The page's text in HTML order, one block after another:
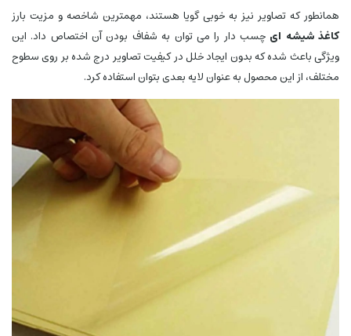
همانطور که تصاویر نیز به خوبی گویا هستند، مهمترین شاخصه و مزیت بارز
کاغذ شیشه ای چسب دار را می‌ توان به شفاف بودن آن اختصاص داد. این
ویژگی باعث شده که بدون ایجاد خلل در کیفیت تصاویر درج شده بر روی سطوح
مختلف، از این محصول به عنوان لایه بعدی بتوان استفاده کرد.